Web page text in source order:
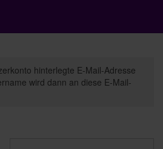
hinterlegte E-Mail-Adresse
wird dann an diese E-Mail-